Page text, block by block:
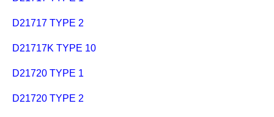
D21717 TYPE 2
D21717K TYPE 10
D21720 TYPE 1
D21720 TYPE 2